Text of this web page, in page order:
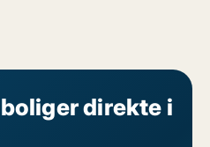
direkte i